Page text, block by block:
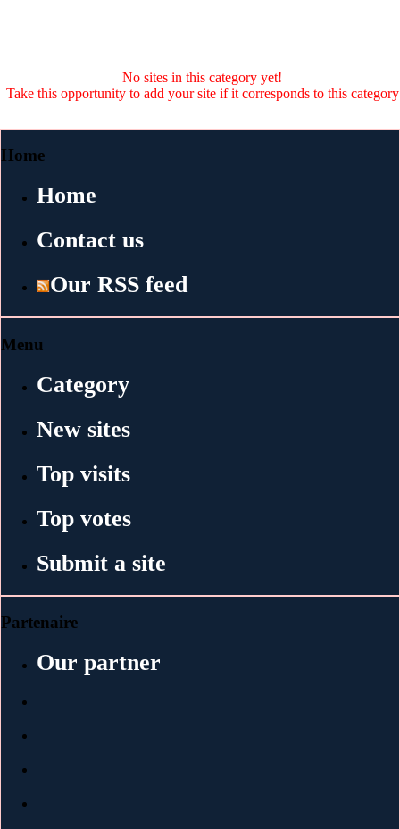
No sites in this category yet!
Take this opportunity to add your site if it corresponds to this category
Home
Home
Contact us
Our RSS feed
Menu
Category
New sites
Top visits
Top votes
Submit a site
Partenaire
Our partner